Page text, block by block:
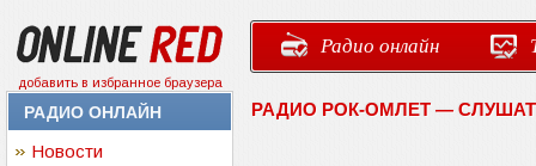
добавить в избранное браузера
Радио онлайн
РАДИО ОНЛАЙН
Новости
РАДИО РОК-ОМЛЕТ —